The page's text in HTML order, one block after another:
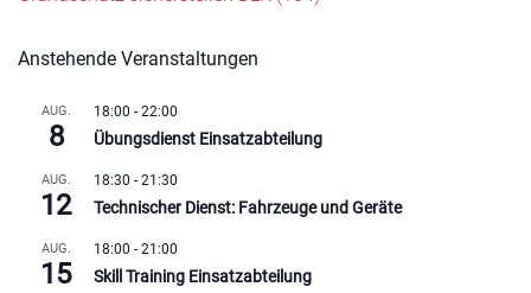
Anstehende Veranstaltungen
AUG.
8
18:00 - 22:00
Übungsdienst Einsatzabteilung
AUG.
12
18:30 - 21:30
Technischer Dienst: Fahrzeuge und Geräte
AUG.
15
18:00 - 21:00
Skill Training Einsatzabteilung